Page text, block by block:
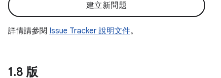
建立新問題
詳情請參閱 Issue Tracker 說明文件。
1.8 版